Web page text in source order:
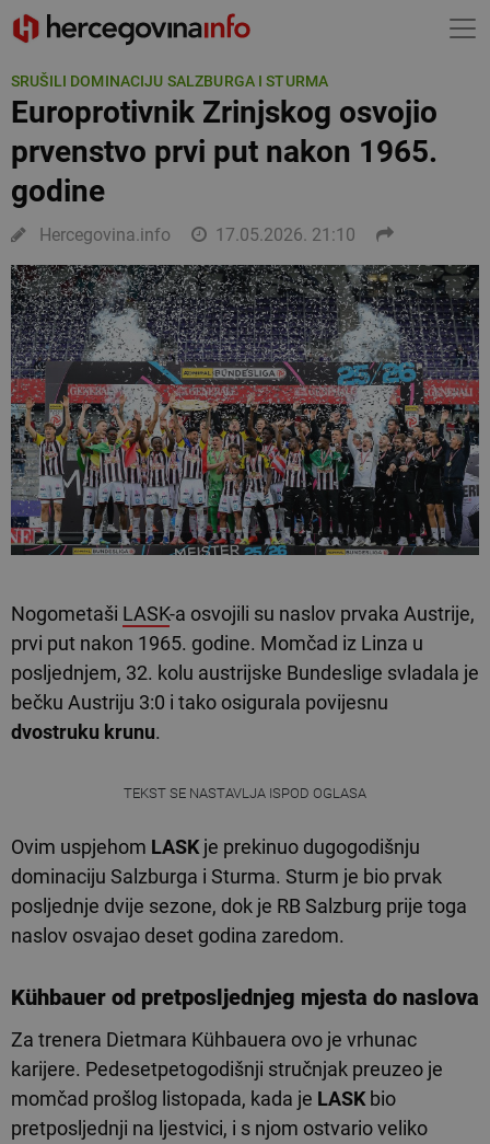
SRUŠILI DOMINACIJU SALZBURGA I STURMA
Europrotivnik Zrinjskog osvojio
prvenstvo prvi put nakon 1965.
godine
Hercegovina.info 17.05.2026. 21:10
Nogometaši LASK-a osvojili su naslov prvaka Austrije,
prvi put nakon 1965. godine. Momčad iz Linza u
posljednjem, 32. kolu austrijske Bundeslige svladala je
bečku Austriju 3:0 i tako osigurala povijesnu
dvostruku krunu.
TEKST SE NASTAVLJA ISPOD OGLASA
Ovim uspjehom LASK je prekinuo dugogodišnju
dominaciju Salzburga i Sturma. Sturm je bio prvak
posljednje dvije sezone, dok je RB Salzburg prije toga
naslov osvajao deset godina zaredom.
Kühbauer od pretposljednjeg mjesta do naslova
Za trenera Dietmara Kühbauera ovo je vrhunac
karijere. Pedesetpetogodišnji stručnjak preuzeo je
momčad prošlog listopada, kada je LASK bio
pretposljednji na ljestvici, i s njom ostvario veliko